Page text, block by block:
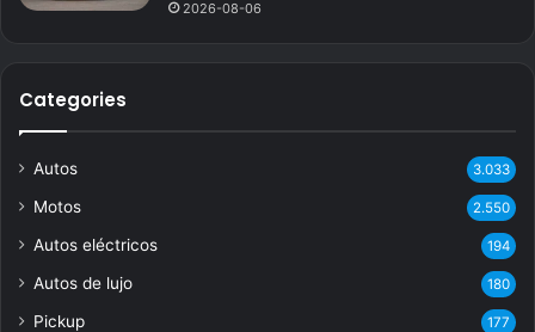
2026-08-06
Categories
Autos 3.033
Motos 2.550
Autos eléctricos 194
Autos de lujo 180
Pickup 177